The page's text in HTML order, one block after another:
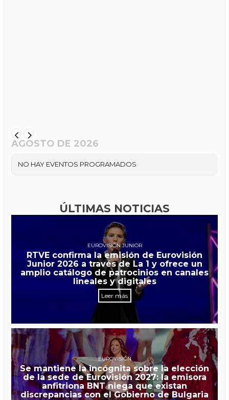
AGOSTO DE 2026
NO HAY EVENTOS PROGRAMADOS
ÚLTIMAS NOTICIAS
EUROVISIÓN JUNIOR
RTVE confirma la emisión de Eurovisión
Junior 2026 a través de La 1 y ofrece un
amplio catálogo de patrocinios en canales
lineales y digitales
Leer más
EUROVISIÓN
Se mantiene la incógnita sobre la elección
de la sede de Eurovisión 2027: la emisora
anfitriona BNT niega que existan
discrepancias con el Gobierno de Bulgaria